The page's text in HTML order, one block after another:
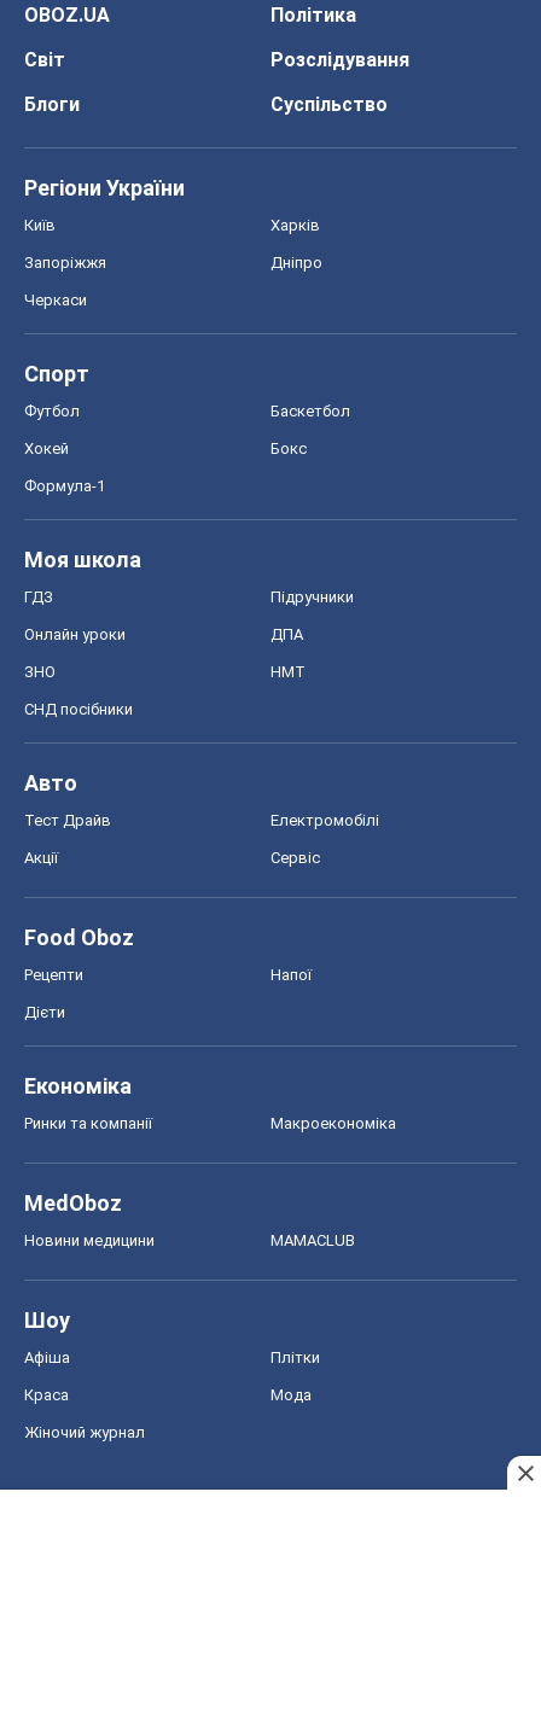
OBOZ.UA
Політика
Світ
Розслідування
Блоги
Суспільство
Регіони України
Київ Харків
Запоріжжя Дніпро
Черкаси
Спорт
Футбол Баскетбол
Хокей Бокс
Формула-1
Моя школа
ГДЗ Підручники
Онлайн уроки ДПА
ЗНО НМТ
СНД посібники
Авто
Тест Драйв Електромобілі
Акції Сервіс
Food Oboz
Рецепти Напої
Дієти
Економіка
Ринки та компанії Макроекономіка
MedOboz
Новини медицини MAMACLUB
Шоу
Афіша Плітки
Краса Мода
Жіночий журнал